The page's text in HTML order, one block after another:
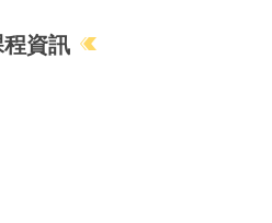
程資訊